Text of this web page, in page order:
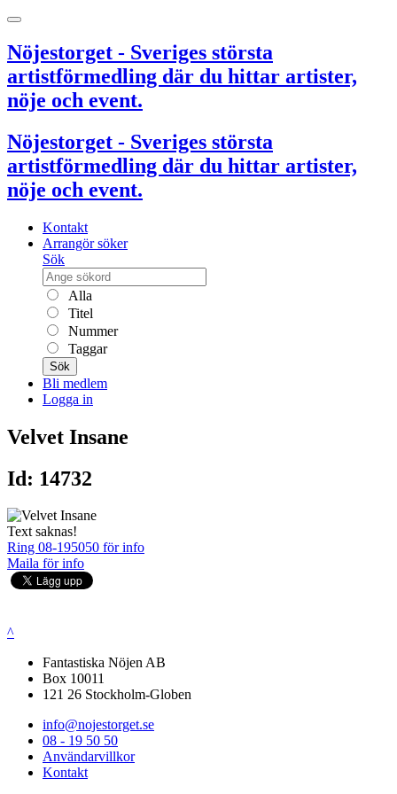
Nöjestorget - Sveriges största
artistförmedling där du hittar artister,
nöje och event.
Nöjestorget - Sveriges största
artistförmedling där du hittar artister,
nöje och event.
Kontakt
Arrangör söker
Sök
Alla
Titel
Nummer
Taggar
Sök
Bli medlem
Logga in
Velvet Insane
Id: 14732
Text saknas!
Ring 08-195050 för info
Maila för info
^
Fantastiska Nöjen AB
Box 10011
121 26 Stockholm-Globen
info@nojestorget.se
08 - 19 50 50
Användarvillkor
Kontakt